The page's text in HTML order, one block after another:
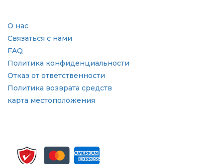
О нас
Связаться с нами
FAQ
Политика конфиденциальности
Отказ от ответственности
Политика возврата средств
карта местоположения